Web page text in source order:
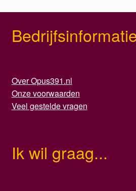
Over Opus391.nl
Onze voorwaarden
Veel gestelde vragen
Ik wil graag...